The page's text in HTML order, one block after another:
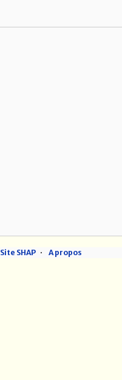
Site SHAP A propos